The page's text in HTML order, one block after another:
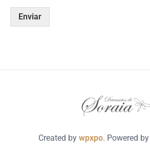
Enviar
Created by wpxpo. Powered by